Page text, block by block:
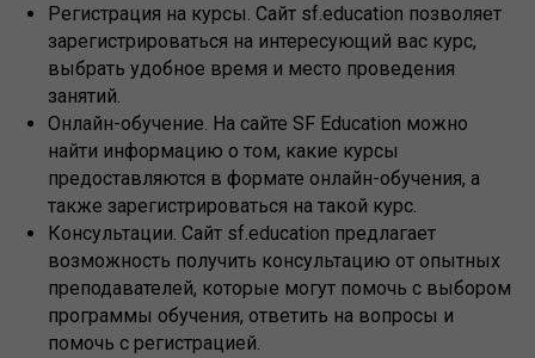
Регистрация на курсы. Сайт sf.education позволяет
зарегистрироваться на интересующий вас курс,
выбрать удобное время и место проведения
занятий.
Онлайн-обучение. На сайте SF Education можно
найти информацию о том, какие курсы
предоставляются в формате онлайн-обучения, а
также зарегистрироваться на такой курс.
Консультации. Сайт sf.education предлагает
возможность получить консультацию от опытных
преподавателей, которые могут помочь с выбором
программы обучения, ответить на вопросы и
помочь с регистрацией.